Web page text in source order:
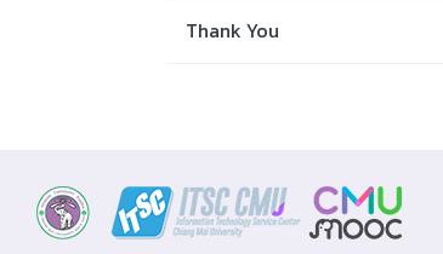
Thank You